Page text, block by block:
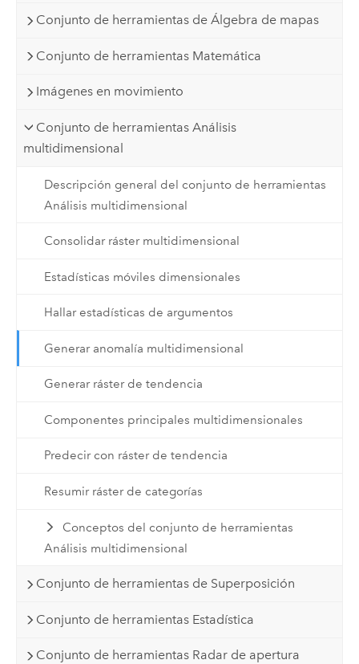
Conjunto de herramientas de Álgebra de mapas
Conjunto de herramientas Matemática
Imágenes en movimiento
Conjunto de herramientas Análisis
multidimensional
Descripción general del conjunto de herramientas
Análisis multidimensional
Consolidar ráster multidimensional
Estadísticas móviles dimensionales
Hallar estadísticas de argumentos
Generar anomalía multidimensional
Generar ráster de tendencia
Componentes principales multidimensionales
Predecir con ráster de tendencia
Resumir ráster de categorías
Conceptos del conjunto de herramientas
Análisis multidimensional
Conjunto de herramientas de Superposición
Conjunto de herramientas Estadística
Conjunto de herramientas Radar de apertura